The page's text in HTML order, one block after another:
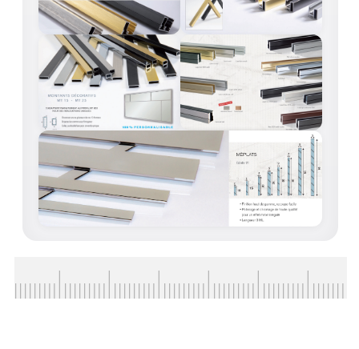
ACCESSOIRES & QUINCAILLERIE
CATALOGUE DE PROFILS ET FIXATION DU
VERRE
LES FIXATIONS POUR MIROIR
LES PROFILS PAROI DE VERRE
VITRINE EN VERRE
CONNECTEURS ET ASSEMBLAGE DE VERRES
LES CHARNIÈRES DE PORTE EN VERRE